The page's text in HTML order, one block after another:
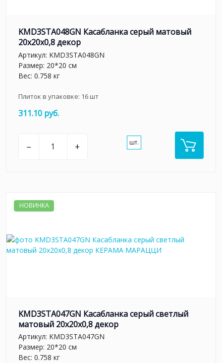
KMD3STA048GN Касабланка серый матовый
20x20x0,8 декор
Артикул: KMD3STA048GN
Размер: 20*20 см
Вес: 0.758 кг
Плиток в упаковке: 16шт
311.10 руб.
– + шт.
НОВИНКА
KMD3STA047GN Касабланка серый светлый
матовый 20x20x0,8 декор
Артикул: KMD3STA047GN
Размер: 20*20 см
Вес: 0.758 кг